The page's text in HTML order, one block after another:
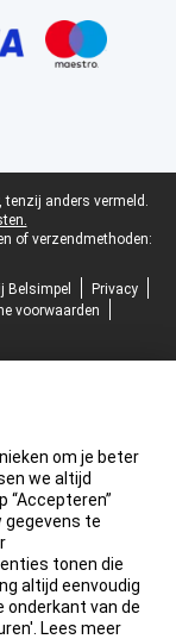
tenzij anders vermeld.
of verzendmethoden:
Belsimpel
Privacy
voorwaarden
om je beter
we altijd
“Accepteren”
gegevens te
tonen die
altijd eenvoudig
onderkant van de
Lees meer